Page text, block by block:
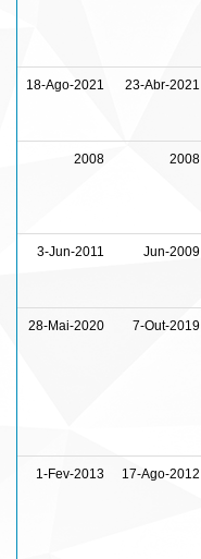
18-Ago-2021 23-Abr-2021
2008 2008
3-Jun-2011 Jun-2009
28-Mai-2020 7-Out-2019
1-Fev-2013 17-Ago-2012